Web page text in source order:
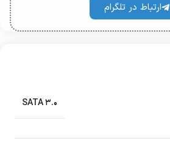
ارتباط در تلگرام
SATA ۳.۰